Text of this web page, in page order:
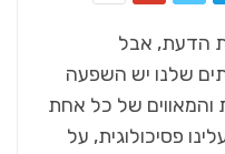
הדעת, אבל
שלנו יש השפעה
והמאווים של כל אחת
פסיכולוגית, על